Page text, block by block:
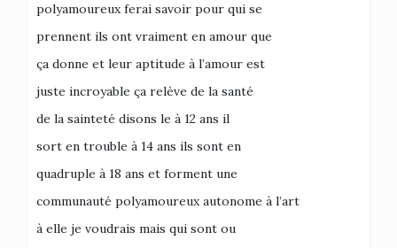
polyamoureux ferai savoir pour qui se
prennent ils ont vraiment en amour que
ça donne et leur aptitude à l’amour est
juste incroyable ça relève de la santé
de la sainteté disons le à 12 ans il
sort en trouble à 14 ans ils sont en
quadruple à 18 ans et forment une
communauté polyamoureux autonome à l’art
à elle je voudrais mais qui sont ou